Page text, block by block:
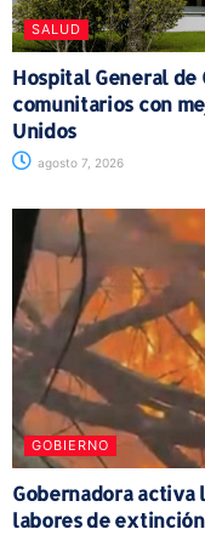
SALUD
Hospital General de
comunitarios con
Unidos
agosto 7, 2026
GOBIERNO
Gobernadora activa
labores de